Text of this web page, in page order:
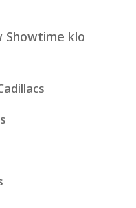
Showtime klo